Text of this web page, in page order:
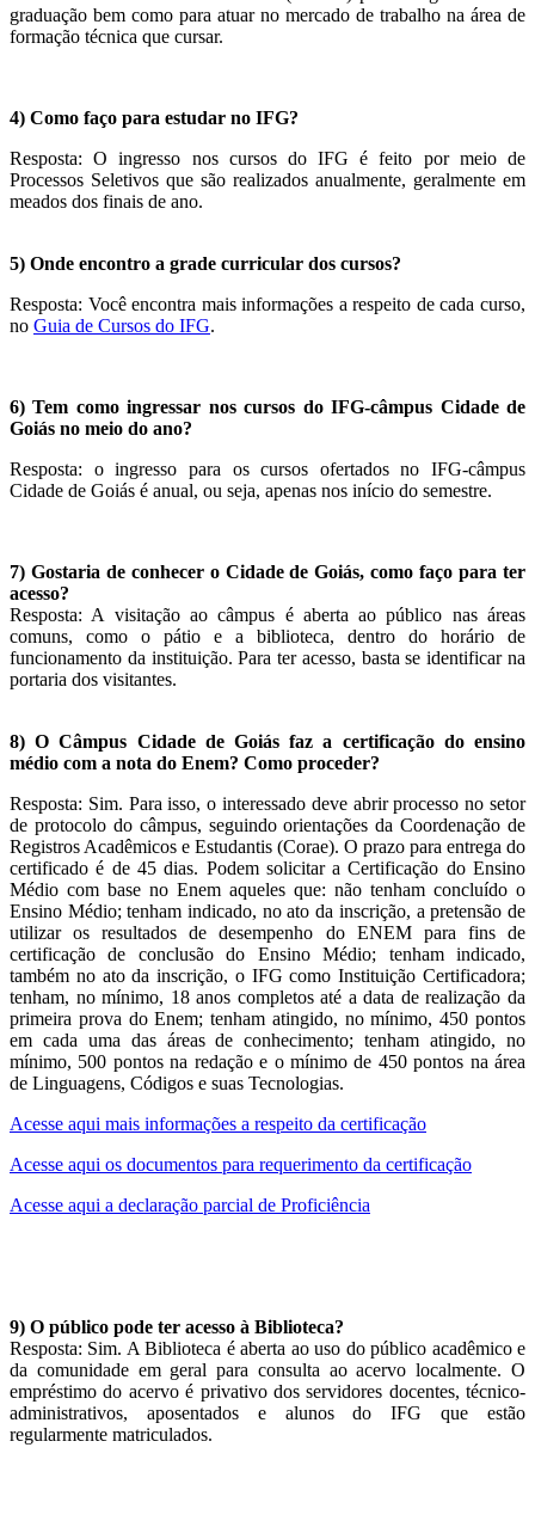
graduação bem como para atuar no mercado de trabalho na área de
formação técnica que cursar.
4) Como faço para estudar no IFG?
Resposta: O ingresso nos cursos do IFG é feito por meio de
Processos Seletivos que são realizados anualmente, geralmente em
meados dos finais de ano.
5) Onde encontro a grade curricular dos cursos?
Resposta: Você encontra mais informações a respeito de cada curso,
no Guia de Cursos do IFG.
6) Tem como ingressar nos cursos do IFG-câmpus Cidade de
Goiás no meio do ano?
Resposta: o ingresso para os cursos ofertados no IFG-câmpus
Cidade de Goiás é anual, ou seja, apenas nos início do semestre.
7) Gostaria de conhecer o Cidade de Goiás, como faço para ter
acesso?
Resposta: A visitação ao câmpus é aberta ao público nas áreas
comuns, como o pátio e a biblioteca, dentro do horário de
funcionamento da instituição. Para ter acesso, basta se identificar na
portaria dos visitantes.
8) O Câmpus Cidade de Goiás faz a certificação do ensino
médio com a nota do Enem? Como proceder?
Resposta: Sim. Para isso, o interessado deve abrir processo no setor
de protocolo do câmpus, seguindo orientações da Coordenação de
Registros Acadêmicos e Estudantis (Corae). O prazo para entrega do
certificado é de 45 dias. Podem solicitar a Certificação do Ensino
Médio com base no Enem aqueles que: não tenham concluído o
Ensino Médio; tenham indicado, no ato da inscrição, a pretensão de
utilizar os resultados de desempenho do ENEM para fins de
certificação de conclusão do Ensino Médio; tenham indicado,
também no ato da inscrição, o IFG como Instituição Certificadora;
tenham, no mínimo, 18 anos completos até a data de realização da
primeira prova do Enem; tenham atingido, no mínimo, 450 pontos
em cada uma das áreas de conhecimento; tenham atingido, no
mínimo, 500 pontos na redação e o mínimo de 450 pontos na área
de Linguagens, Códigos e suas Tecnologias.
Acesse aqui mais informações a respeito da certificação
Acesse aqui os documentos para requerimento da certificação
Acesse aqui a declaração parcial de Proficiência
9) O público pode ter acesso à Biblioteca?
Resposta: Sim. A Biblioteca é aberta ao uso do público acadêmico e
da comunidade em geral para consulta ao acervo localmente. O
empréstimo do acervo é privativo dos servidores docentes, técnico-
administrativos, aposentados e alunos do IFG que estão
regularmente matriculados.